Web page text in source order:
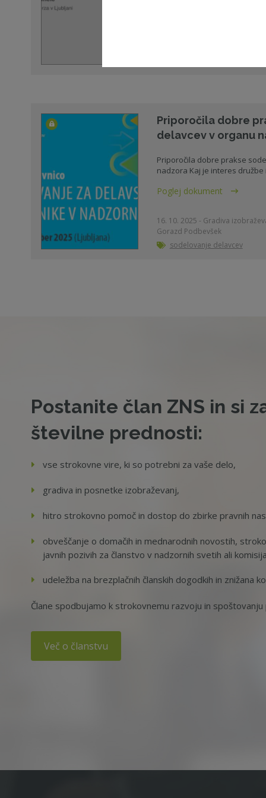
Priporočila dobre
delavcev v organu
Priporočila dobre prakse
nadzora Kaj je interes družbe
Poglej dokument
16. 10. 2025 - Gradiva
Gorazd Podbevšek
sodelovanje delavcev
Postanite član ZNS in si
številne prednosti:
vse strokovne vire, ki so potrebni za vaše delo,
gradiva in posnetke izobraževanj,
hitro strokovno pomoč in dostop do zbirke pravnih
obveščanje o domačih in mednarodnih novostih,
javnih pozivih za članstvo v nadzornih svetih ali
udeležba na brezplačnih članskih dogodkih in znižana
Člane spodbujamo k strokovnemu razvoju in
Več o članstvu